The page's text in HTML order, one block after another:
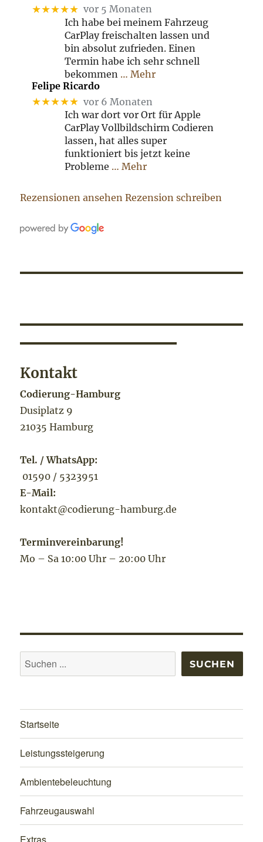
★★★★★ vor 5 Monaten
Ich habe bei meinem Fahrzeug
CarPlay freischalten lassen und
bin absolut zufrieden. Einen
Termin habe ich sehr schnell
bekommen … Mehr
Felipe Ricardo
★★★★★ vor 6 Monaten
Ich war dort vor Ort für Apple
CarPlay Vollbildschirm Codieren
lassen, hat alles super
funktioniert bis jetzt keine
Probleme … Mehr
Rezensionen ansehen Rezension schreiben
Kontakt
Codierung-Hamburg
Dusiplatz 9
21035 Hamburg
Tel. / WhatsApp:
01590 / 5323951
E-Mail:
kontakt@codierung-hamburg.de
Terminvereinbarung!
Mo – Sa 10:00 Uhr – 20:00 Uhr
Suchen SUCHEN
Startseite
Leistungssteigerung
Ambientebeleuchtung
Fahrzeugauswahl
Extras